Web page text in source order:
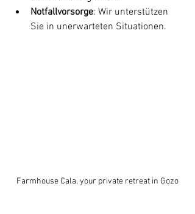
Notfallvorsorge: Wir unterstützen
Sie in unerwarteten Situationen.
Farmhouse Cala, your private retreat in Gozo